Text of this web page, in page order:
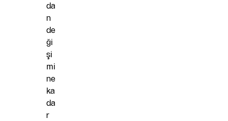
da
n
de
ği
şi
mi
ne
ka
da
r